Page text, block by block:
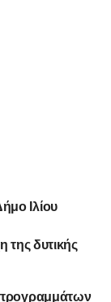
Ιλίου
της δυτικής
προγραμμάτων